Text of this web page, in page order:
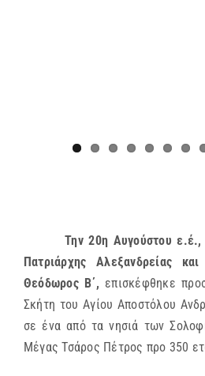
Την 20η Αυγούστου ε.έ.,
Πατριάρχης Αλεξανδρείας
Θεόδωρος Β΄, επισκέφθηκε
Σκήτη του Αγίου Αποστόλου
σε ένα από τα νησιά των
Μέγας Τσάρος Πέτρος προ 350